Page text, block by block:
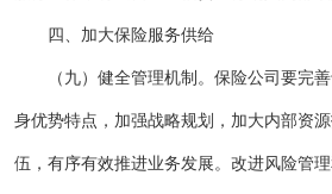
四、加大保险服务供给
（九）健全管理机制。保险公司要完善
身优势特点，加强战略规划，加大内部资
伍，有序有效推进业务发展。改进风险管